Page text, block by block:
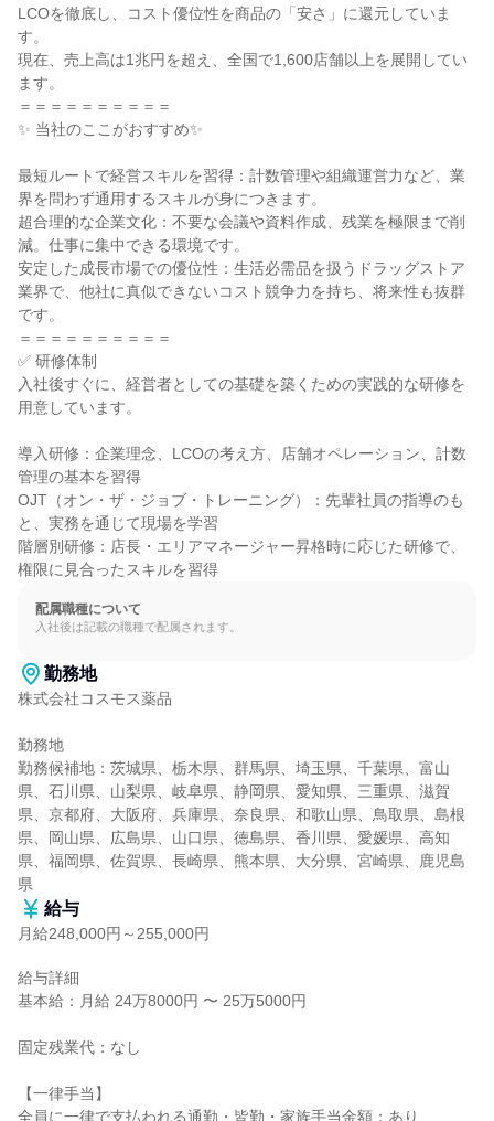
LCOを徹底し、コスト優位性を商品の「安さ」に還元していま
す。
現在、売上高は1兆円を超え、全国で1,600店舗以上を展開してい
ます。
＝＝＝＝＝＝＝＝＝＝
✨ 当社のここがおすすめ✨
最短ルートで経営スキルを習得：計数管理や組織運営力など、業
界を問わず通用するスキルが身につきます。
超合理的な企業文化：不要な会議や資料作成、残業を極限まで削
減。仕事に集中できる環境です。
安定した成長市場での優位性：生活必需品を扱うドラッグストア
業界で、他社に真似できないコスト競争力を持ち、将来性も抜群
です。
＝＝＝＝＝＝＝＝＝＝
✅ 研修体制
入社後すぐに、経営者としての基礎を築くための実践的な研修を
用意しています。
導入研修：企業理念、LCOの考え方、店舗オペレーション、計数
管理の基本を習得
OJT（オン・ザ・ジョブ・トレーニング）：先輩社員の指導のも
と、実務を通じて現場を学習
階層別研修：店長・エリアマネージャー昇格時に応じた研修で、
権限に見合ったスキルを習得
配属職種について
入社後は記載の職種で配属されます。
勤務地
株式会社コスモス薬品
勤務地
勤務候補地：茨城県、栃木県、群馬県、埼玉県、千葉県、富山
県、石川県、山梨県、岐阜県、静岡県、愛知県、三重県、滋賀
県、京都府、大阪府、兵庫県、奈良県、和歌山県、鳥取県、島根
県、岡山県、広島県、山口県、徳島県、香川県、愛媛県、高知
県、福岡県、佐賀県、長崎県、熊本県、大分県、宮崎県、鹿児島
県
給与
月給248,000円～255,000円
給与詳細
基本給：月給 24万8000円 〜 25万5000円
固定残業代：なし
【一律手当】
全員に一律で支払われる通勤・皆勤・家族手当金額：あり